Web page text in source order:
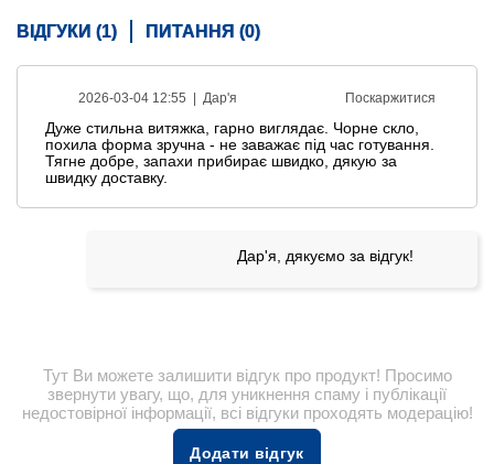
ВІДГУКИ (1) ПИТАННЯ (0)
2026-03-04 12:55 | Дар'я Поскаржитися
Дуже стильна витяжка, гарно виглядає. Чорне скло,
похила форма зручна - не заважає під час готування.
Тягне добре, запахи прибирає швидко, дякую за
швидку доставку.
Дар'я, дякуємо за відгук!
Тут Ви можете залишити відгук про продукт! Просимо
звернути увагу, що, для уникнення спаму і публікації
недостовірної інформації, всі відгуки проходять модерацію!
Додати відгук